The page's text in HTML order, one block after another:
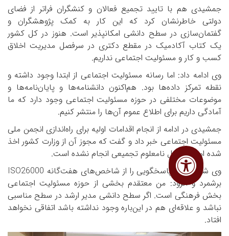
جمشیدی هم با تایید تجمیع فعالان و کنشگران فراتر از فضای
دولتی خاطرنشان کرد که این کار به کمک پژوهشگران و
گفتمان‌سازی در سطح دانشی امکانپذیر است. هنوز در کل کشور
یک کتاب آکادمیک در مقطع دکتری در سرفصل مدیریت اخلاق
کسب و کار و مسئولیت اجتماعی نداریم.
وی ادامه داد: اما رسانه مسئولیت اجتماعی از ابتدا وجود داشته و
نقطه تمرکز داده‌ها بود. هم‌اکنون دانشنامه‌ها و پایان‌نامه‌ها و
موضوعات مختلفی در حوزه مسئولیت اجتماعی وجود دارد که ما
آمادگی داریم برای اطلاع عموم آن‌ها را منتشر کنیم.
جمشیدی در ادامه از انجام اقدامات اولیه برای راه‌اندازی انجمن ملی
مسئولیت اجتماعی خبر داد و گفت که مجوز آن از وزارت کشور اخذ
شده اما به دلایل نامعلوم تجمیعی انجام نشده است.
وی شفافیت و پاسخگویی را از شاخص‌های هفت‌گانه ISO26000
برشمرد و افزود: من معتقدم بخشی از حوزه مسئولیت اجتماعی
بخش فرهنگی است. اگر سطح دانشی مدیر ارشد در سطح مناسبی
نباشد و علاقه‌ای هم در این‌باره وجود نداشته باشد اتفاقی نخواهد
افتاد.